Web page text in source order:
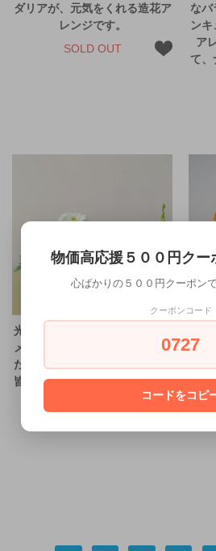
ダリアが、元気をくれる造花ア
レンジです。
SOLD OUT
なバ
ン
ア
て、
光触媒アートフラワーアレンジ
メント【ニェーバ】ちょっとし
たお礼やプレゼントに使える、
皆さんに愛される明るいアレン
ジを、ご提案します。
光
メン
物価高応援５００円ク
心ばかりの５００円クーポン
クーポンコード
0727
コードをコピ